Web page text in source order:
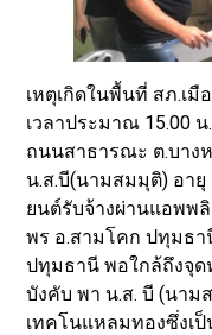
เหตุเกิดในพื้นที่ สภ.เ
เวลาประมาณ 15.00
ถนนสาธารณะ ต.บางห
น.ส.บี(นามสมมุติ) อายุ
ยนต์รับจ้างผ่านแอพพ
พร อ.สามโคก ปทุมธา
ปทุมธานี พอใกล้ถึงจุ
บังคับ พา น.ส. บี (นา
เทคโนแหลมทองซึ่งเ